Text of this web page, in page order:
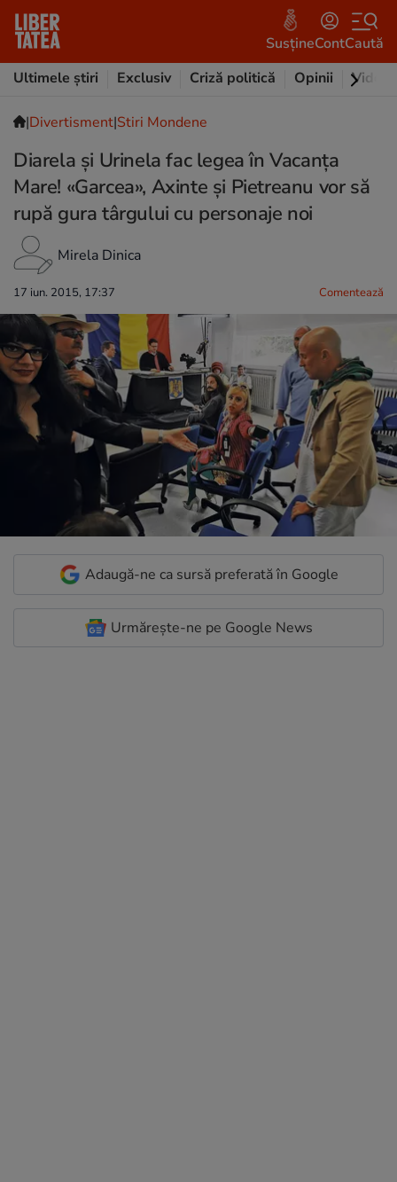
SusțineContCaută
Ultimele știri
Exclusiv Criză politică Opinii Video
|Divertisment|Stiri Mondene
Diarela și Urinela fac legea în Vacanța
Mare! «Garcea», Axinte și Pietreanu vor să
rupă gura târgului cu personaje noi
Mirela Dinica
17 iun. 2015, 17:37 Comentează
Adaugă-ne ca sursă preferată în Google
Urmărește-ne pe Google News